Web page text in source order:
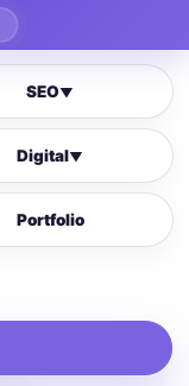
SEO▼
Digital▼
Portfolio